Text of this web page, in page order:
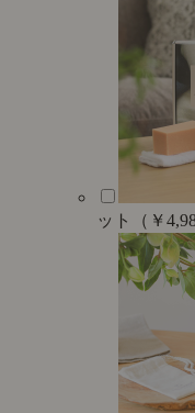
ット（￥